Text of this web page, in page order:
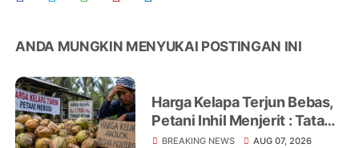
ANDA MUNGKIN MENYUKAI POSTINGAN INI
Harga Kelapa Terjun Bebas,
Petani Inhil Menjerit : Tata
Niaga, Monopoli hingga
BREAKING NEWS AUG 07, 2026